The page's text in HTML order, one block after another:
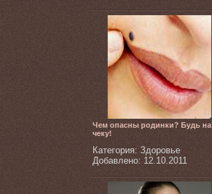
Чем опасны родинки? Будь на
чеку!
Категория: Здоровье
Добавлено: 12.10.2011